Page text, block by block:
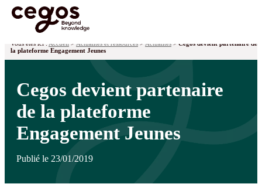
Vous êtes ici : Accueil > Actualités et ressources > Actualités > Cegos devient partenaire de
la plateforme Engagement Jeunes
Cegos devient partenaire
de la plateforme
Engagement Jeunes
Publié le 23/01/2019